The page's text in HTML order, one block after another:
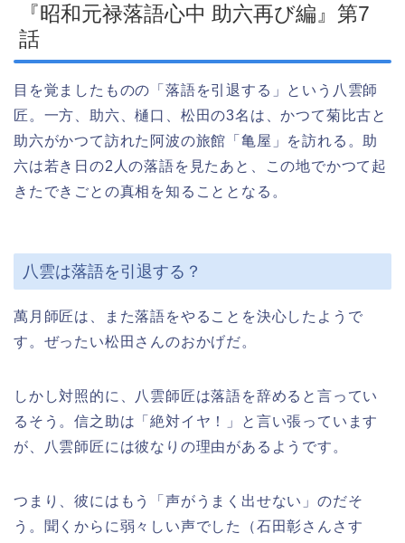
『昭和元禄落語心中 助六再び編』第7
話
目を覚ましたものの「落語を引退する」という八雲師
匠。一方、助六、樋口、松田の3名は、かつて菊比古と
助六がかつて訪れた阿波の旅館「亀屋」を訪れる。助
六は若き日の2人の落語を見たあと、この地でかつて起
きたできごとの真相を知ることとなる。
八雲は落語を引退する？
萬月師匠は、また落語をやることを決心したようで
す。ぜったい松田さんのおかげだ。
しかし対照的に、八雲師匠は落語を辞めると言ってい
るそう。信之助は「絶対イヤ！」と言い張っています
が、八雲師匠には彼なりの理由があるようです。
つまり、彼にはもう「声がうまく出せない」のだそ
う。聞くからに弱々しい声でした（石田彰さんさす